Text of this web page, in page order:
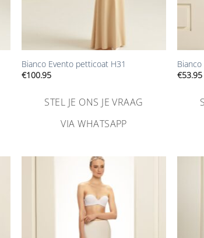
Bianco Evento petticoat H31
€100.95
STEL JE ONS JE VRAAG
VIA WHATSAPP
€53.95